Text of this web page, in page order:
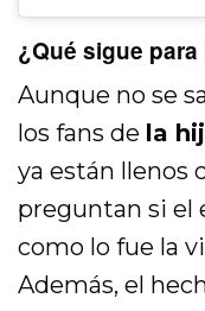
¿Qué sigue
Aunque no se
los fans de la
ya están llenos
preguntan si el
como lo fue la
Además, el